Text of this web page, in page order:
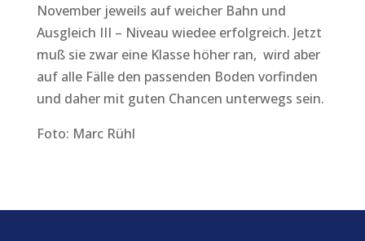
November jeweils auf weicher Bahn und
Ausgleich III – Niveau wiedee erfolgreich. Jetzt
muß sie zwar eine Klasse höher ran, wird aber
auf alle Fälle den passenden Boden vorfinden
und daher mit guten Chancen unterwegs sein.
Foto: Marc Rühl